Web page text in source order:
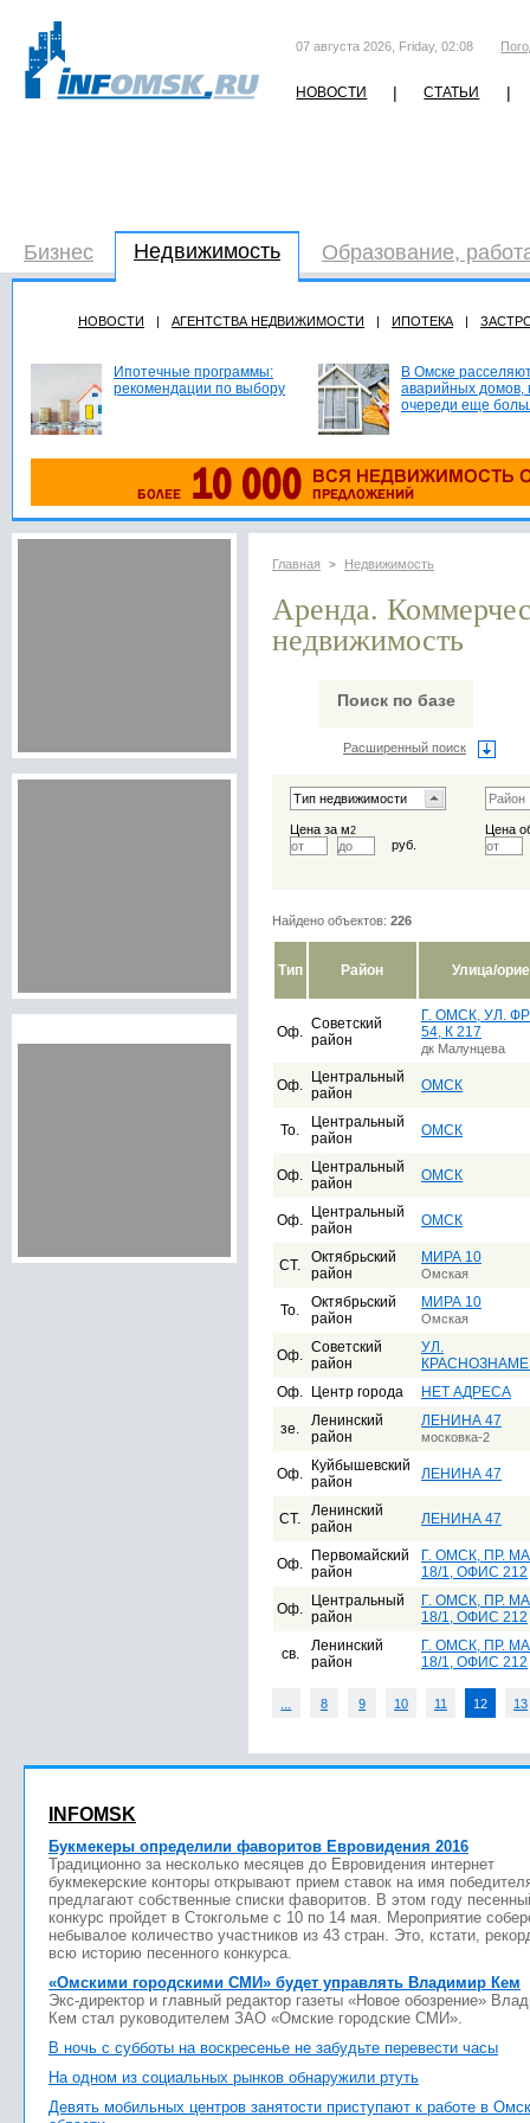
07 августа 2026, Friday, 02:08
НОВОСТИ | СТАТЬИ |
Бизнес Недвижимость Образование,
НОВОСТИ | АГЕНТСТВА НЕДВИЖИМОСТИ | ИПОТЕКА |
Ипотечные программы:
рекомендации по выбору
В Омске
аварийных домов,
очереди еще
Главная > Недвижимость
Аренда.
недвижимость
Поиск по базе
Расширенный поиск
Цена за м2
руб.
Цена
Найдено объектов: 226
Тип Район Улица/
Оф. Советский
район
Г. ОМСК, УЛ.
54, К 217
дк Малунцева
Оф.
Центральный
район
ОМСК
То.
Центральный
район
ОМСК
Оф.
Центральный
район
ОМСК
Оф.
Центральный
район
ОМСК
СТ.
Октябрьский
район
МИРА 10
Омская
То.
Октябрьский
район
МИРА 10
Омская
Оф. Советский
район
УЛ.
Оф.
Центр города НЕТ АДРЕСА
зе.
Ленинский
район
ЛЕНИНА 47
московка-2
Оф.
Куйбышевский
район
ЛЕНИНА 47
СТ.
Ленинский
район
ЛЕНИНА 47
Оф.
Первомайский
район
Г. ОМСК, ПР.
18/1, ОФИС 212
Оф.
Центральный
район
Г. ОМСК, ПР.
18/1, ОФИС 212
св.
Ленинский
район
Г. ОМСК, ПР.
18/1, ОФИС 212
8 9 10 11 12 13
INFOMSK
Букмекеры определили фаворитов Евровидения 2016
Традиционно за несколько месяцев до Евровидения интернет
букмекерские конторы открывают прием ставок на имя
предлагают собственные списки фаворитов. В этом году
конкурс пройдет в Стокгольме с 10 по 14 мая. Мероприятие
небывалое количество участников из 43 стран. Это, кстати,
всю историю песенного конкурса.
«Омскими городскими СМИ» будет управлять Владимир Кем
Экс-директор и главный редактор газеты «Новое обозрение»
Кем стал руководителем ЗАО «Омские городские СМИ».
В ночь с субботы на воскресенье не забудьте перевести часы
На одном из социальных рынков обнаружили ртуть
Девять мобильных центров занятости приступают к работе в